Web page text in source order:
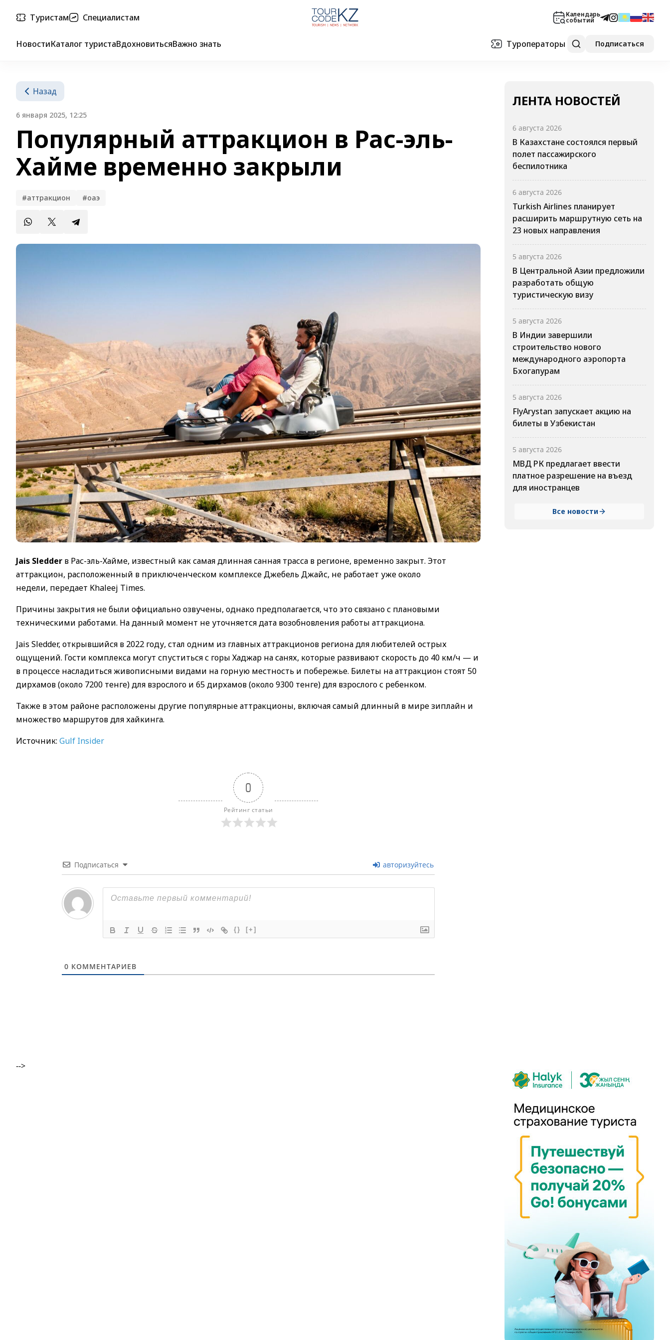
Туристам Специалистам Календарь
событий
НовостиКаталог туристаВдохновитьсяВажно знать Туроператоры Подписаться
Назад
6 января 2025, 12:25
Популярный аттракцион в Рас-эль-
Хайме временно закрыли
#аттракцион #оаэ
Jais Sledder в Рас-эль-Хайме, известный как самая длинная санная трасса в регионе, временно закрыт. Этот
аттракцион, расположенный в приключенческом комплексе Джебель Джайс, не работает уже около
недели, передает Khaleej Times.
Причины закрытия не были официально озвучены, однако предполагается, что это связано с плановыми
техническими работами. На данный момент не уточняется дата возобновления работы аттракциона.
Jais Sledder, открывшийся в 2022 году, стал одним из главных аттракционов региона для любителей острых
ощущений. Гости комплекса могут спуститься с горы Хаджар на санях, которые развивают скорость до 40 км/ч — и
в процессе насладиться живописными видами на горную местность и побережье. Билеты на аттракцион стоят 50
дирхамов (около 7200 тенге) для взрослого и 65 дирхамов (около 9300 тенге) для взрослого с ребенком.
Также в этом районе расположены другие популярные аттракционы, включая самый длинный в мире зиплайн и
множество маршрутов для хайкинга.
Источник: Gulf Insider
0
Рейтинг статьи
Подписаться авторизуйтесь
{} [+]
0 КОММЕНТАРИЕВ
ЛЕНТА НОВОСТЕЙ
6 августа 2026
В Казахстане состоялся первый
полет пассажирского
беспилотника
6 августа 2026
Turkish Airlines планирует
расширить маршрутную сеть на
23 новых направления
5 августа 2026
В Центральной Азии предложили
разработать общую
туристическую визу
5 августа 2026
В Индии завершили
строительство нового
международного аэропорта
Бхогапурам
5 августа 2026
FlyArystan запускает акцию на
билеты в Узбекистан
5 августа 2026
МВД РК предлагает ввести
платное разрешение на въезд
для иностранцев
Все новости
-->